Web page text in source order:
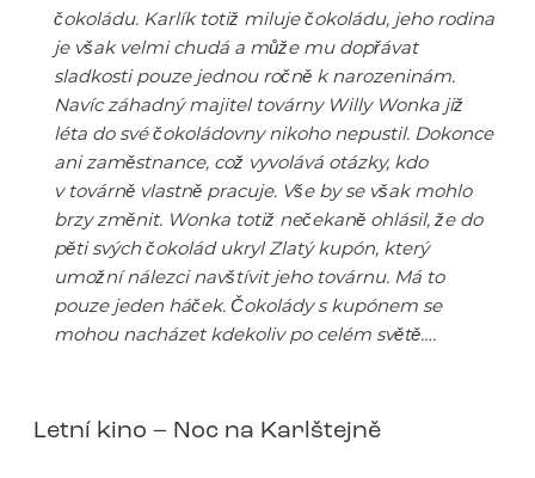
čokoládu. Karlík totiž miluje čokoládu, jeho rodina
je však velmi chudá a může mu dopřávat
sladkosti pouze jednou ročně k narozeninám.
Navíc záhadný majitel továrny Willy Wonka již
léta do své čokoládovny nikoho nepustil. Dokonce
ani zaměstnance, což vyvolává otázky, kdo
v továrně vlastně pracuje. Vše by se však mohlo
brzy změnit. Wonka totiž nečekaně ohlásil, že do
pěti svých čokolád ukryl Zlatý kupón, který
umožní nálezci navštívit jeho továrnu. Má to
pouze jeden háček. Čokolády s kupónem se
mohou nacházet kdekoliv po celém světě….
Letní kino – Noc na Karlštejně